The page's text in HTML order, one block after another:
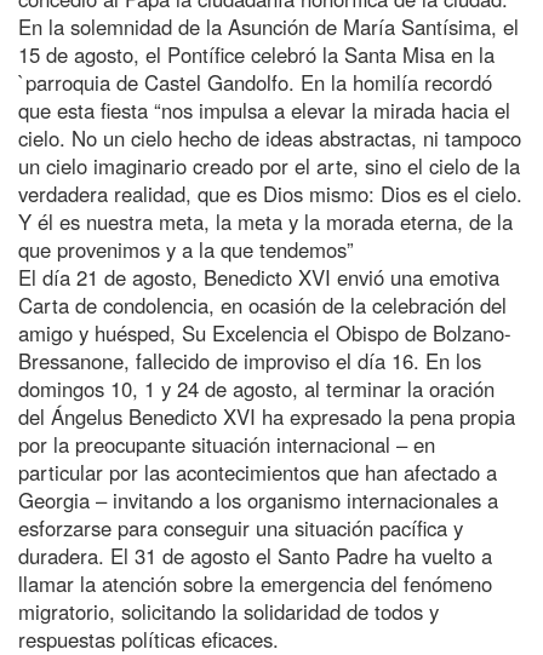
En la solemnidad de la Asunción de María Santísima, el
15 de agosto, el Pontífice celebró la Santa Misa en la
`parroquia de Castel Gandolfo. En la homilía recordó
que esta fiesta “nos impulsa a elevar la mirada hacia el
cielo. No un cielo hecho de ideas abstractas, ni tampoco
un cielo imaginario creado por el arte, sino el cielo de la
verdadera realidad, que es Dios mismo: Dios es el cielo.
Y él es nuestra meta, la meta y la morada eterna, de la
que provenimos y a la que tendemos”
El día 21 de agosto, Benedicto XVI envió una emotiva
Carta de condolencia, en ocasión de la celebración del
amigo y huésped, Su Excelencia el Obispo de Bolzano-
Bressanone, fallecido de improviso el día 16. En los
domingos 10, 1 y 24 de agosto, al terminar la oración
del Ángelus Benedicto XVI ha expresado la pena propia
por la preocupante situación internacional – en
particular por las acontecimientos que han afectado a
Georgia – invitando a los organismo internacionales a
esforzarse para conseguir una situación pacífica y
duradera. El 31 de agosto el Santo Padre ha vuelto a
llamar la atención sobre la emergencia del fenómeno
migratorio, solicitando la solidaridad de todos y
respuestas políticas eficaces.